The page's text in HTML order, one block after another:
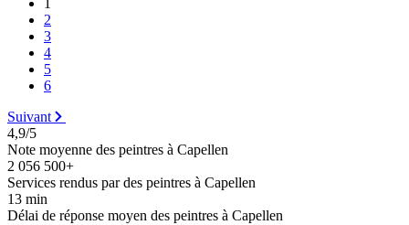
2
3
4
5
6
Suivant
4,9/5
Note moyenne des peintres à Capellen
2 056 500+
Services rendus par des peintres à Capellen
13 min
Délai de réponse moyen des peintres à Capellen